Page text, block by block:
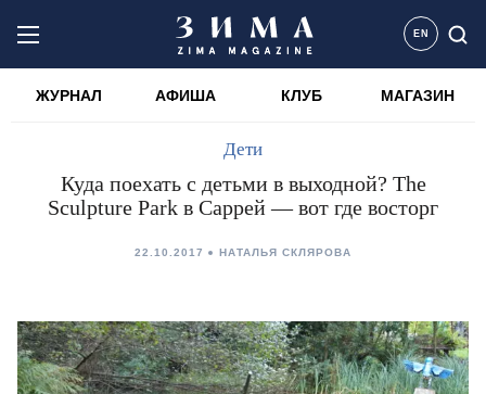
EN
ЖУРНАЛ АФИША КЛУБ МАГАЗИН
Дети
Куда поехать с детьми в выходной? The
Sculpture Park в Саррей — вот где восторг
22.10.2017 НАТАЛЬЯ СКЛЯРОВА